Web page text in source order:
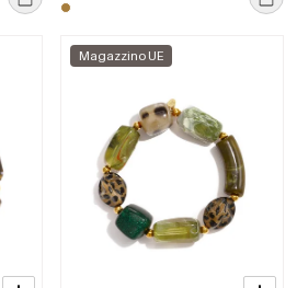
Magazzino UE